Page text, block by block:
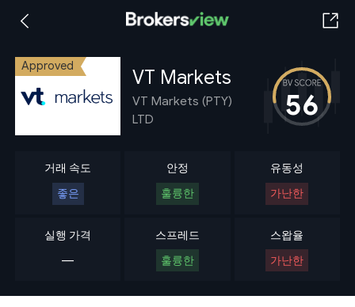
Approved VT Markets
VT Markets (PTY)
LTD
56
거래 속도
좋은
안정
훌륭한
유동성
가난한
실행 가격
---
스프레드
훌륭한
스왑율
가난한